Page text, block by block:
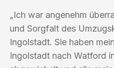
„Ich war angenehm
und Sorgfalt des
Ingolstadt. Sie haben
Ingolstadt nach Watford